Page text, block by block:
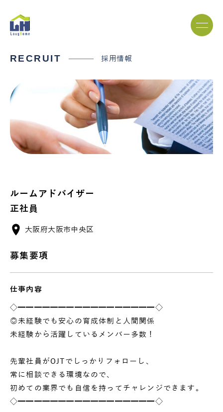
RECRUIT 採用情報
ルームアドバイザー
正社員
大阪府大阪市中央区
募集要項
仕事内容
◇━━━━━━━━━━━━━━━━━◇
◎未経験でも安心の育成体制と人間関係
未経験から活躍しているメンバー多数！
先輩社員がOJTでしっかりフォローし、
常に相談できる環境なので、
初めての業界でも自信を持ってチャレンジできます。
◇━━━━━━━━━━━━━━━━━◇